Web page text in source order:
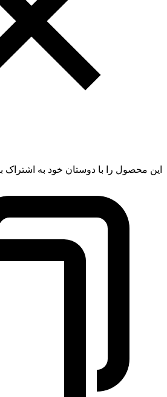
این محصول را با دوستان خود به اشتراک